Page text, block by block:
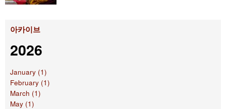
아카이브
2026
January (1)
February (1)
March (1)
May (1)